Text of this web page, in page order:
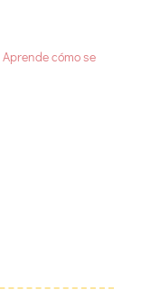
Aprende cómo se